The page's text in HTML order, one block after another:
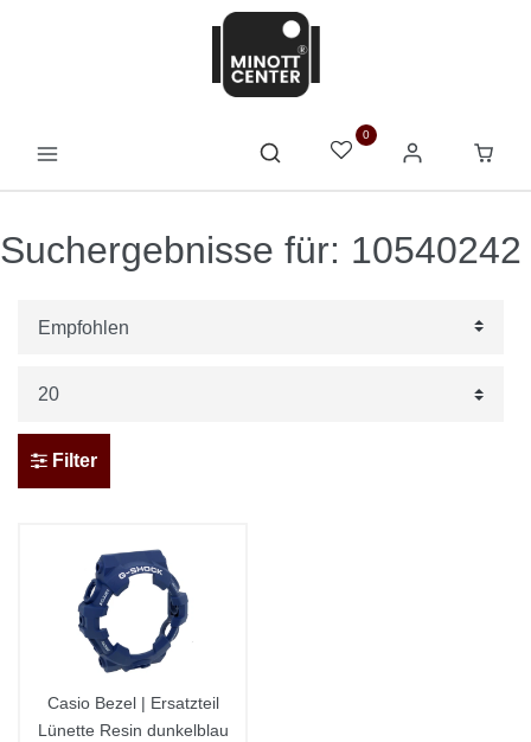
0
Suchergebnisse für: 10540242
Filter
Casio Bezel | Ersatzteil
Lünette Resin dunkelblau